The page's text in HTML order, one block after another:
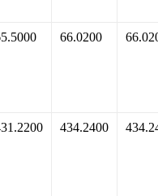
66.0200
434.2400